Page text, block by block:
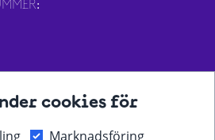
cookies för
Marknadsföring